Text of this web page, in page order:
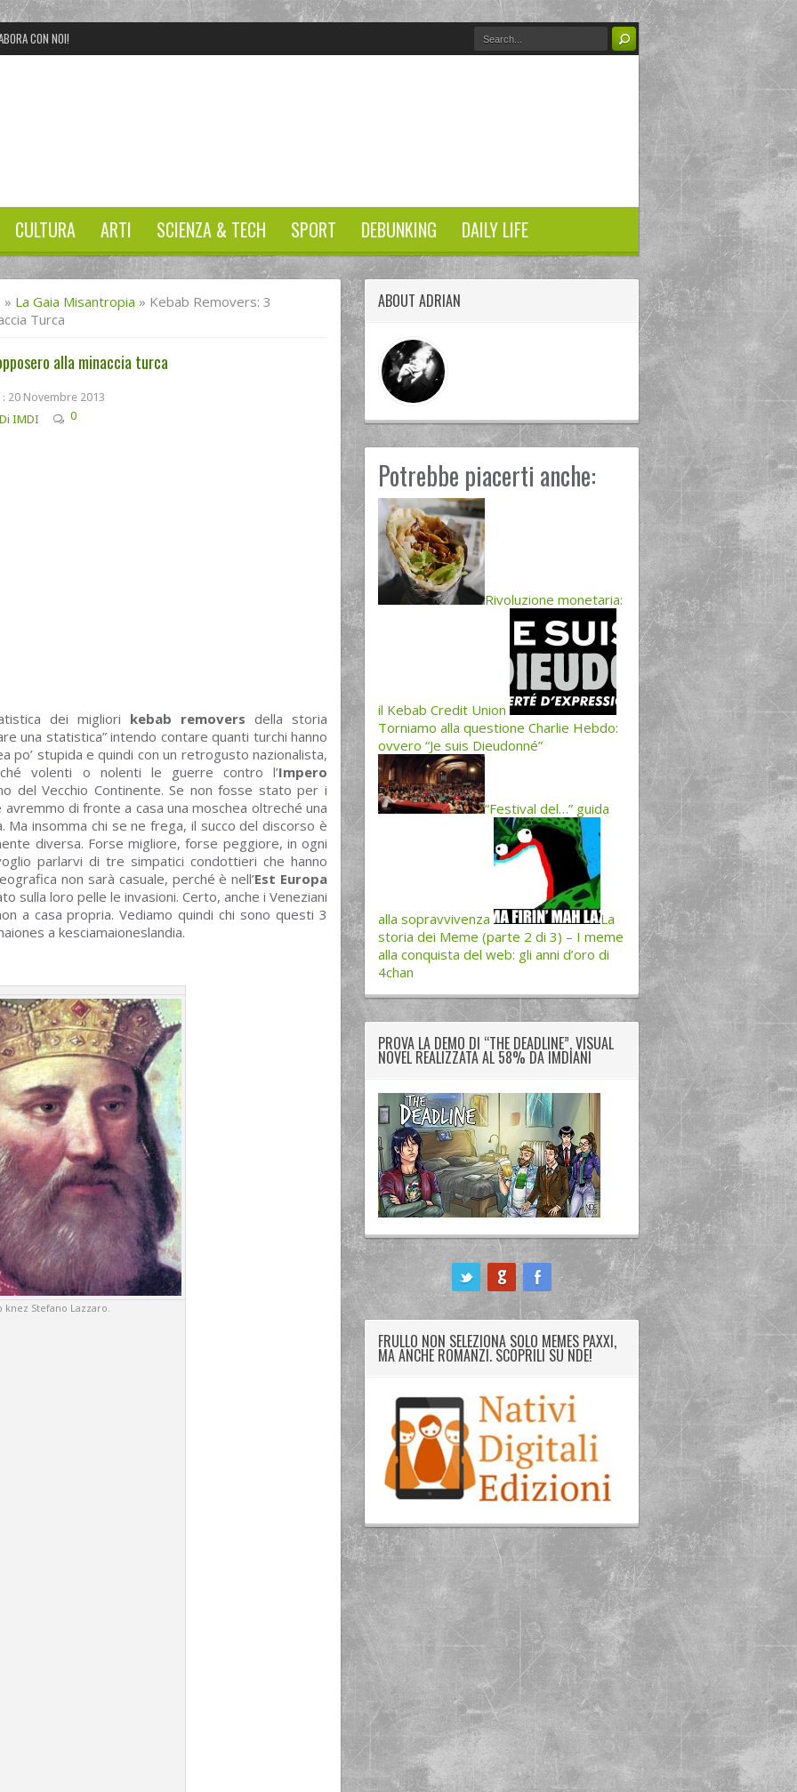
CON NOI!
CULTURA ARTI SCIENZA & TECH SPORT DEBUNKING DAILY LIFE
» La Gaia Misantropia » Kebab Removers: 3
Turca
alla minaccia turca
: 20 Novembre 2013
IMDI
0
dei migliori kebab removers della storia
una statistica” intendo contare quanti turchi hanno
po’ stupida e quindi con un retrogusto nazionalista,
volenti o nolenti le guerre contro l’Impero
del Vecchio Continente. Se non fosse stato per i
di fronte a casa una moschea oltreché una
Ma insomma chi se ne frega, il succo del discorso è
diversa. Forse migliore, forse peggiore, in ogni
parlarvi di tre simpatici condottieri che hanno
non sarà casuale, perché è nell’Est Europa
sulla loro pelle le invasioni. Certo, anche i Veneziani
a casa propria. Vediamo quindi chi sono questi 3
a kesciamaioneslandia.
knez Stefano Lazzaro.
ABOUT ADRIAN
Potrebbe piacerti anche:
Rivoluzione monetaria:
il Kebab Credit Union
Torniamo alla questione Charlie Hebdo:
ovvero “Je suis Dieudonné”
“Festival del…” guida
alla sopravvivenza
La
storia dei Meme (parte 2 di 3) – I meme
alla conquista del web: gli anni d’oro di
4chan
PROVA LA DEMO DI “THE DEADLINE”, VISUAL
NOVEL REALIZZATA AL 58% DA IMDIANI
FRULLO NON SELEZIONA SOLO MEMES PAXXI,
MA ANCHE ROMANZI. SCOPRILI SU NDE!